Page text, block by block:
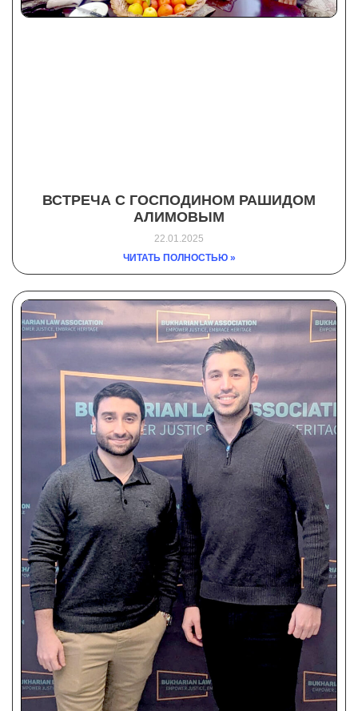
ВСТРЕЧА С ГОСПОДИНОМ РАШИДОМ
АЛИМОВЫМ
22.01.2025
ЧИТАТЬ ПОЛНОСТЬЮ »